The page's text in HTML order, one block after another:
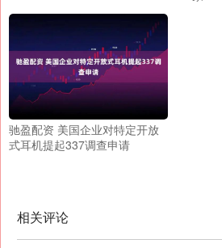
驰盈配资 美国企业对特定开放
式耳机提起337调查申请
相关评论